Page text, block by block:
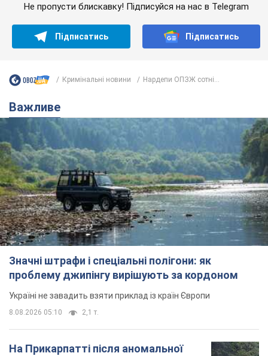
Не пропусти блискавку! Підписуйся на нас в Telegram
Підписатись Підписатись
Кримінальні новини Нардепи ОПЗЖ сотні...
Важливе
Значні штрафи і спеціальні полігони: як
проблему джипінгу вирішують за кордоном
Україні не завадить взяти приклад із країн Європи
8.08.2026 05:10 2,1 т.
На Прикарпатті після аномальної